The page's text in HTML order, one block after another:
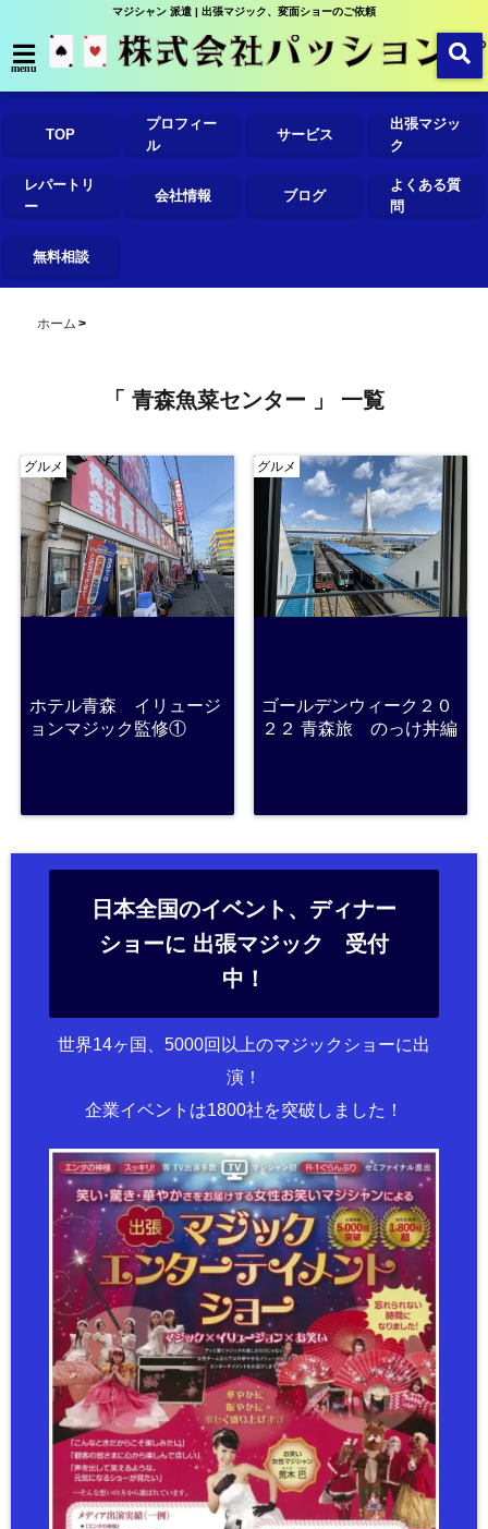
マジシャン 派遣 | 出張マジック、変面ショーのご依頼
menu
TOP
プロフィー
ル
サービス
出張マジッ
ク
レパートリ
ー
会社情報 ブログ
よくある質
問
無料相談
ホーム
「 青森魚菜センター 」 一覧
グルメ
ホテル青森 イリュージ
ョンマジック監修①
グルメ
ゴールデンウィーク２０
２２ 青森旅 のっけ丼編
日本全国のイベント、ディナー
ショーに 出張マジック 受付
中！
世界14ヶ国、5000回以上のマジックショーに出
演！
企業イベントは1800社を突破しました！